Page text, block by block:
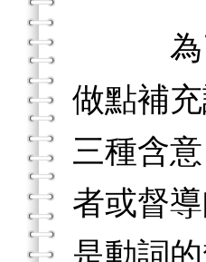
為了
做點補
三種含
者或督
是動詞